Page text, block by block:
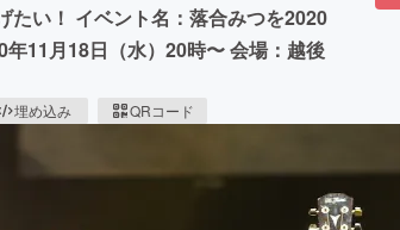
たい！ イベント名：落合みつを2020
11月18日（水）20時〜 会場：越後
埋め込み QRコード